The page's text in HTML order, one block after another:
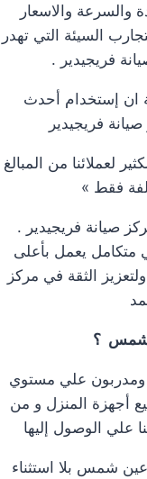
والسرعة والاسعار
السيئة التي تهدر
فريجيدير .
ان إستخدام أحدث
فريجيدير
لعملائنا من المبالغ
فقط »
صيانة فريجيدير .
متكامل يعمل بأعلى
الثقة في مركز
شمس ؟
ومدربون علي مستوي
أجهزة المنزل و من
الوصول إليها
شمس بلا استثناء